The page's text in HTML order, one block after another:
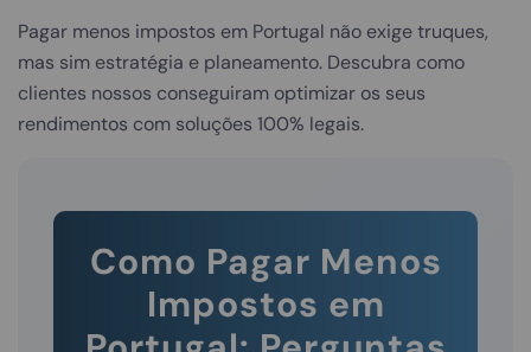
Pagar menos impostos em Portugal não exige truques,
mas sim estratégia e planeamento. Descubra como
clientes nossos conseguiram optimizar os seus
rendimentos com soluções 100% legais.
Como Pagar Menos
Impostos em